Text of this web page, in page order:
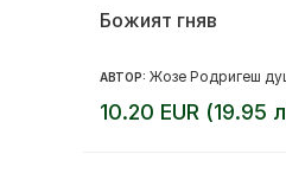
Божият гняв
АВТОР: Жозе Родригеш
10.20 EUR (19.95